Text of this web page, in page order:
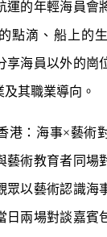
運的年輕海員會
點滴、船上的
享海員以外的崗
其職業導向。
港：海事×藝術
藝術教育者同場
眾以藝術認識海
日兩場對談嘉賓